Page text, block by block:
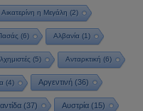
Αικατερίνη η Μεγάλη (2)
(6) Αλβανία(1)
(5) Ανταρκτική (6)
(4) Αργεντινή (36)
(37) Αυστρία (15)